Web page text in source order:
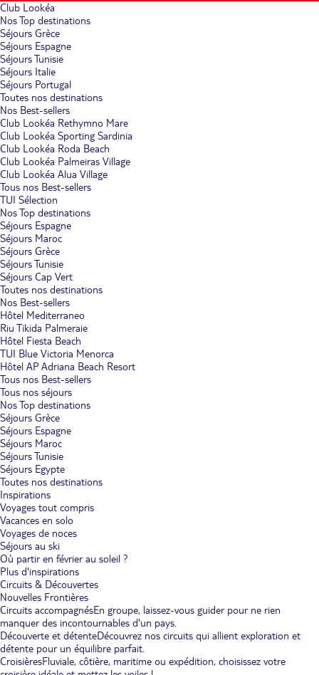
Club Lookéa
Nos Top destinations
Séjours Grèce
Séjours Espagne
Séjours Tunisie
Séjours Italie
Séjours Portugal
Toutes nos destinations
Nos Best-sellers
Club Lookéa Rethymno Mare
Club Lookéa Sporting Sardinia
Club Lookéa Roda Beach
Club Lookéa Palmeiras Village
Club Lookéa Alua Village
Tous nos Best-sellers
TUI Sélection
Nos Top destinations
Séjours Espagne
Séjours Maroc
Séjours Grèce
Séjours Tunisie
Séjours Cap Vert
Toutes nos destinations
Nos Best-sellers
Hôtel Mediterraneo
Riu Tikida Palmeraie
Hôtel Fiesta Beach
TUI Blue Victoria Menorca
Hôtel AP Adriana Beach Resort
Tous nos Best-sellers
Tous nos séjours
Nos Top destinations
Séjours Grèce
Séjours Espagne
Séjours Maroc
Séjours Tunisie
Séjours Egypte
Toutes nos destinations
Inspirations
Voyages tout compris
Vacances en solo
Voyages de noces
Séjours au ski
Où partir en février au soleil ?
Plus d'inspirations
Circuits & Découvertes
Nouvelles Frontières
Circuits accompagnésEn groupe, laissez-vous guider pour ne rien
manquer des incontournables d'un pays.
Découverte et détenteDécouvrez nos circuits qui allient exploration et
détente pour un équilibre parfait.
CroisièresFluviale, côtière, maritime ou expédition, choisissez votre